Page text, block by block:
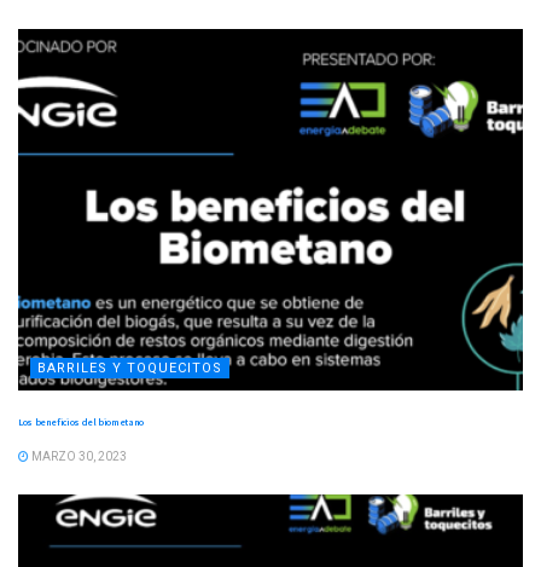
BARRILES Y TOQUECITOS
Los beneficios del biometano
MARZO 30, 2023